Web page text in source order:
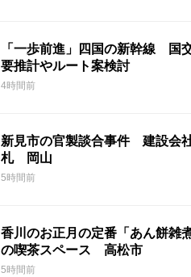
「一歩前進」四国の新幹線 国
要推計やルート案検討
4時間前
新見市の官製談合事件 建設会
札 岡山
5時間前
香川のお正月の定番「あん餅
の喫茶スペース 高松市
5時間前